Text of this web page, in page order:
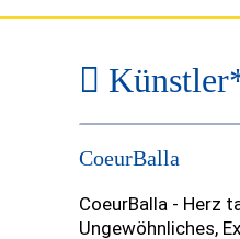
CoeurBalla
CoeurBalla - Herz
Ungewöhnliches,